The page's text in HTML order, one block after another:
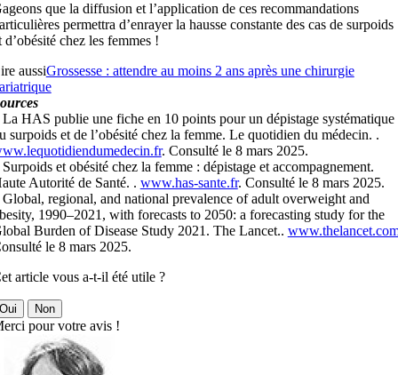
que la diffusion et l’application de ces recommandations
permettra d’enrayer la hausse constante des cas de surpoids
d’obésité chez les femmes !
aussiGrossesse : attendre au moins 2 ans après une chirurgie
HAS publie une fiche en 10 points pour un dépistage systématique
surpoids et de l’obésité chez la femme. Le quotidien du médecin. .
. Consulté le 8 mars 2025.
et obésité chez la femme : dépistage et accompagnement.
Autorité de Santé. . www.has-sante.fr. Consulté le 8 mars 2025.
regional, and national prevalence of adult overweight and
1990–2021, with forecasts to 2050: a forecasting study for the
Burden of Disease Study 2021. The Lancet..
le 8 mars 2025.
article vous a-t-il été utile ?
Non
pour votre avis !